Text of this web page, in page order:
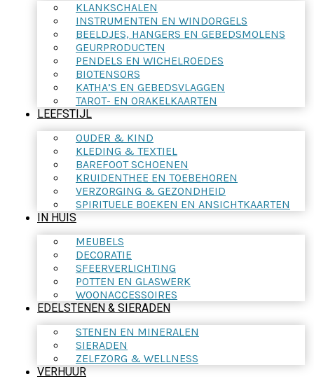
KLANKSCHALEN
INSTRUMENTEN EN WINDORGELS
BEELDJES, HANGERS EN GEBEDSMOLENS
GEURPRODUCTEN
PENDELS EN WICHELROEDES
BIOTENSORS
KATHA’S EN GEBEDSVLAGGEN
TAROT- EN ORAKELKAARTEN
LEEFSTIJL
OUDER & KIND
KLEDING & TEXTIEL
BAREFOOT SCHOENEN
KRUIDENTHEE EN TOEBEHOREN
VERZORGING & GEZONDHEID
SPIRITUELE BOEKEN EN ANSICHTKAARTEN
IN HUIS
MEUBELS
DECORATIE
SFEERVERLICHTING
POTTEN EN GLASWERK
WOONACCESSOIRES
EDELSTENEN & SIERADEN
STENEN EN MINERALEN
SIERADEN
ZELFZORG & WELLNESS
VERHUUR